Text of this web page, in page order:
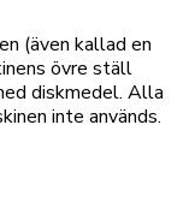
(även kallad en
övre ställ
diskmedel. Alla
inte används.